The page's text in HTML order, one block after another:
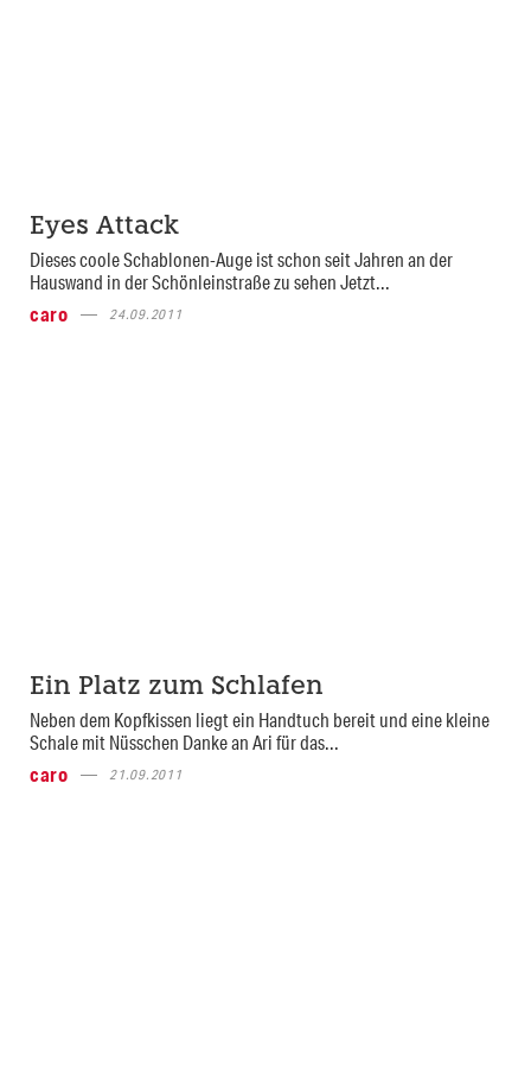
Eyes Attack
Dieses coole Schablonen-Auge ist schon seit Jahren an der
Hauswand in der Schönleinstraße zu sehen Jetzt...
caro
24.09.2011
Ein Platz zum Schlafen
Neben dem Kopfkissen liegt ein Handtuch bereit und eine kleine
Schale mit Nüsschen Danke an Ari für das...
caro
21.09.2011